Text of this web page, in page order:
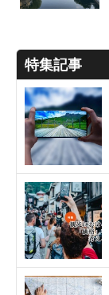
特集記事